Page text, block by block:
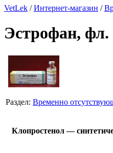
VetLek /Интернет-магазин /
Эстрофан,
Раздел: Временно
Клопростенол —